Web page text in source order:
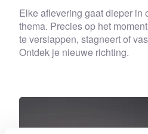
Elke aflevering gaat dieper in
thema. Precies op het
te verslappen, stagneert of
Ontdek je nieuwe richting.